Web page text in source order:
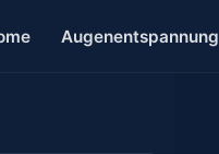
Augenentspannung